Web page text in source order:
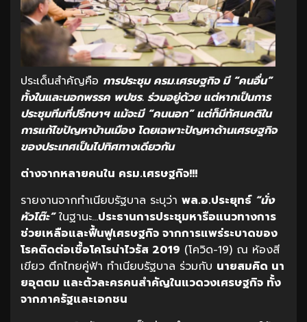
ประเด็นสำคัญคือ การประชุม ครม.เศรษฐกิจ มี “คนอื่น”
ทั้งในและนอกพรรค พปชร. ร่วมอยู่ด้วย แต่หากเป็นการ
ประชุมทีมที่ปรึกษาฯ แม้จะมี “คนนอก” แต่ก็มีทัศนคติใน
การแก้ไขปัญหาบ้านเมือง โดยเฉพาะปัญหาด้านเศรษฐกิจ
ของประเทศเป็นไปทิศทางเดียวกัน
ต่างจากหลายคนใน ครม.เศรษฐกิจ!!!
รายงานจากทำเนียบรัฐบาล ระบุว่า พล.อ.ประยุทธ์ “นั่ง
หัวโต๊ะ” ในฐานะ…ประธานการประชุมหารือแนวทางการ
ช่วยเหลือและฟื้นฟูเศรษฐกิจ จากการแพร่ระบาดของ
โรคติดต่อเชื้อโคโรน่าไวรัส 2019 (โควิด-19) ณ ห้องสี
เขียว ตึกไทยคู่ฟ้า ทำเนียบรัฐบาล ร่วมกับ นายสมคิด นา
ยอุตตม และตัวละครคนสำคัญในแวดวงเศรษฐกิจ ทั้ง
จากภาครัฐและเอกชน